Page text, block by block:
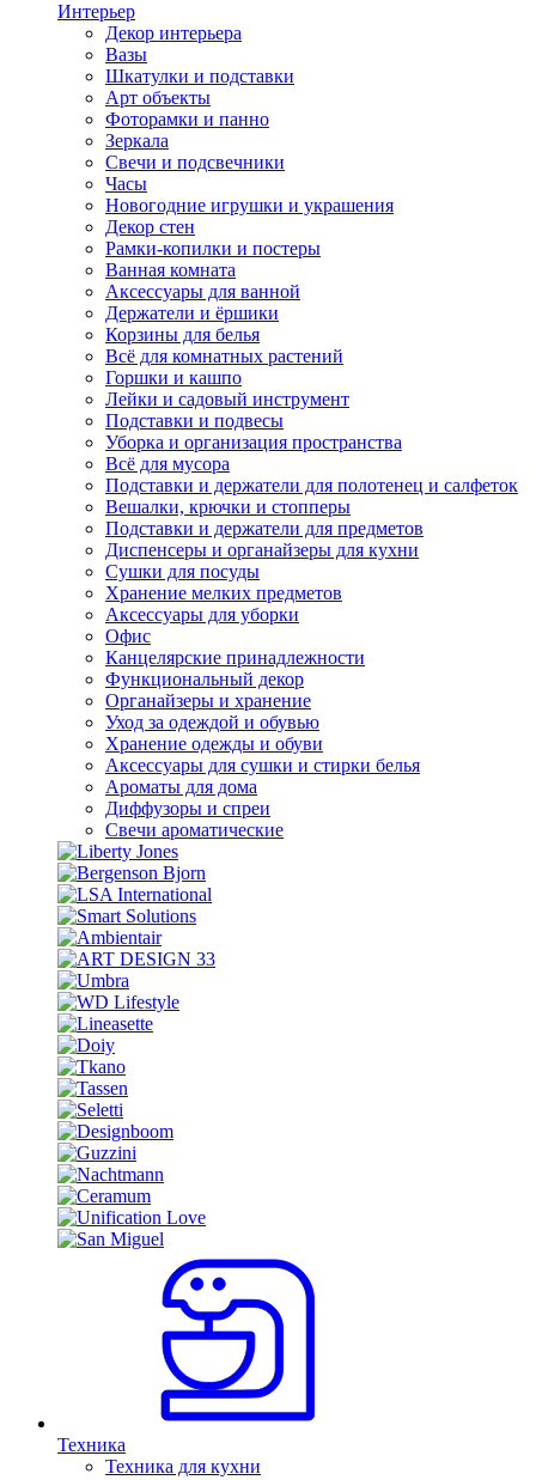
Интерьер
Декор интерьера
Вазы
Шкатулки и подставки
Арт объекты
Фоторамки и панно
Зеркала
Свечи и подсвечники
Часы
Новогодние игрушки и украшения
Декор стен
Рамки-копилки и постеры
Ванная комната
Аксессуары для ванной
Держатели и ёршики
Корзины для белья
Всё для комнатных растений
Горшки и кашпо
Лейки и садовый инструмент
Подставки и подвесы
Уборка и организация пространства
Всё для мусора
Подставки и держатели для полотенец и салфеток
Вешалки, крючки и стопперы
Подставки и держатели для предметов
Диспенсеры и органайзеры для кухни
Сушки для посуды
Хранение мелких предметов
Аксессуары для уборки
Офис
Канцелярские принадлежности
Функциональный декор
Органайзеры и хранение
Уход за одеждой и обувью
Хранение одежды и обуви
Аксессуары для сушки и стирки белья
Ароматы для дома
Диффузоры и спреи
Свечи ароматические
Техника
Техника для кухни